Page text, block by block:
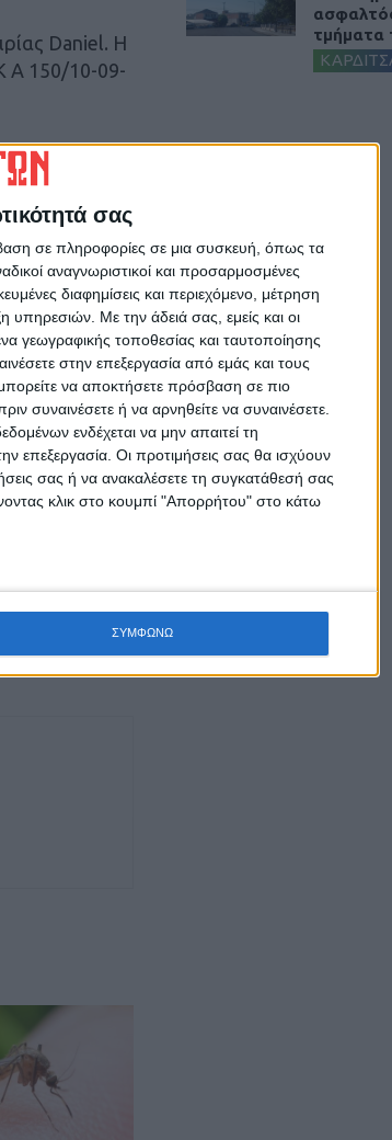
σας
σε πληροφορίες σε μια συσκευή, όπως τα
αναγνωριστικοί και προσαρμοσμένες
διαφημίσεις και περιεχόμενο, μέτρηση
υπηρεσιών. Με την άδειά σας, εμείς και οι
γεωγραφικής τοποθεσίας και ταυτοποίησης
στην επεξεργασία από εμάς και τους
να αποκτήσετε πρόσβαση σε πιο
συναινέσετε ή να αρνηθείτε να συναινέσετε.
ενδέχεται να μην απαιτεί τη
επεξεργασία. Οι προτιμήσεις σας θα ισχύουν
σας ή να ανακαλέσετε τη συγκατάθεσή σας
κλικ στο κουμπί "Απορρήτου" στο κάτω
ΣΥΜΦΩΝΩ
Daniel. Η
Α 150/10-09-
της
ψήφιση
της
έως
Ιανό» –
απόδοσης
μπει τέλος στην
– Λάρισα